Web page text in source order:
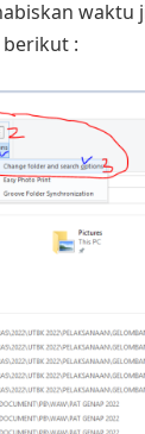
waktu
: